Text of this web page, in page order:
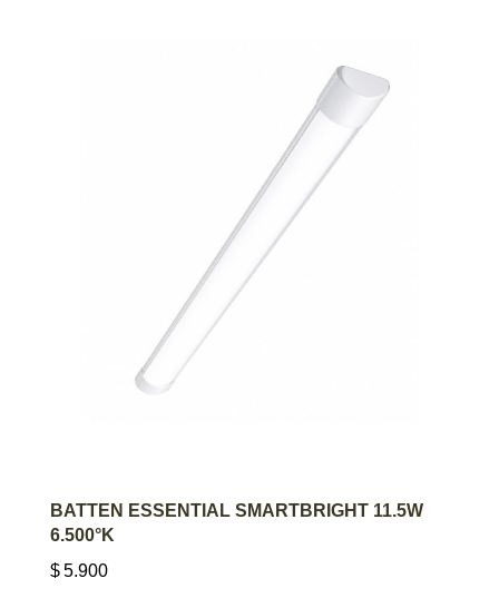
AGREGAR AL CARRITO
BATTEN ESSENTIAL SMARTBRIGHT 11.5W
6.500°K
$5.900